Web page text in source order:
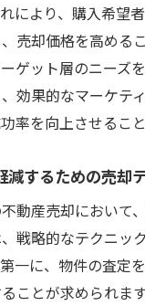
により、購入希望
売却価格を高める
ゲット層のニーズ
効果的なマーケテ
率を向上させるこ
減するための売却
動産売却において
戦略的なテクニッ
一に、物件の査定
ことが求められま